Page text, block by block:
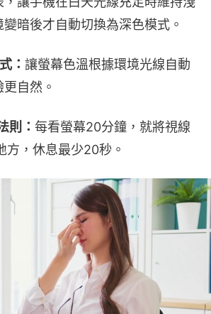
暗後才自動切換為深色模式。
： 讓螢幕色溫根據環境光線自動
自然。
則： 每看螢幕20分鐘，就將視線
方，休息最少20秒。